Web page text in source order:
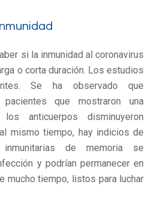
si la inmunidad al coronavirus
o corta duración. Los estudios
Se ha observado que
que mostraron una
anticuerpos disminuyeron
mismo tiempo, hay indicios de
de memoria se
y podrían permanecer en
mucho tiempo, listos para luchar